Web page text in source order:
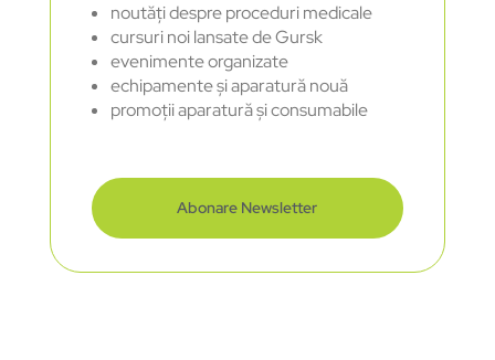
noutăți despre proceduri medicale
cursuri noi lansate de Gursk
evenimente organizate
echipamente și aparatură nouă
promoții aparatură și consumabile
Abonare Newsletter